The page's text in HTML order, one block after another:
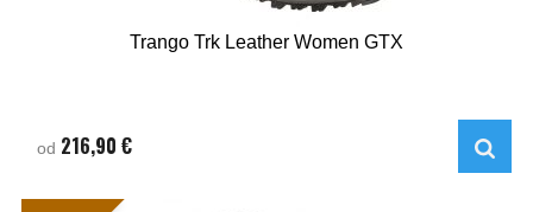
Trango Trk Leather Women GTX
od 216,90 €